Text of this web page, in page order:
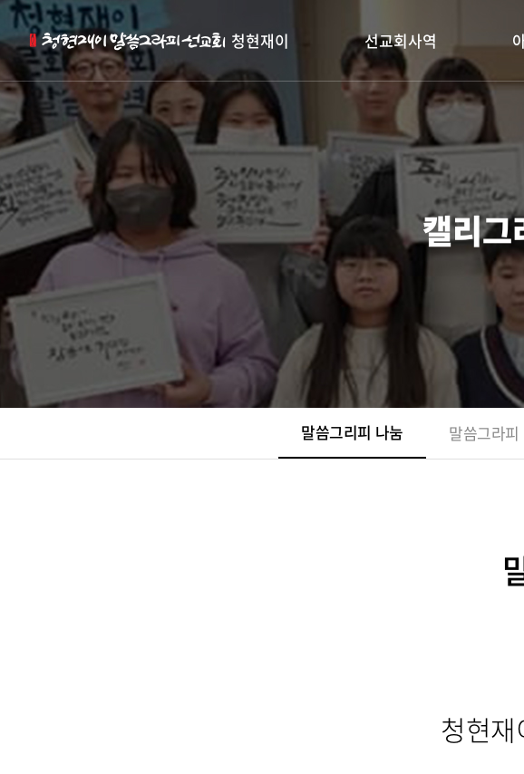
청현재이 선교회사역
캘리그
말씀그리피 나눔 말씀그라피
청현